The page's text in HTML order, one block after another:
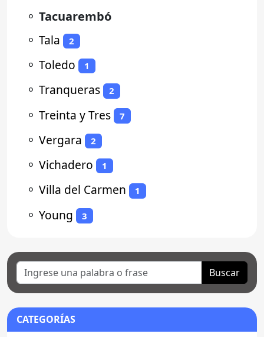
⚬ Tacuarembó
⚬ Tala 2
⚬ Toledo 1
⚬ Tranqueras 2
⚬ Treinta y Tres 7
⚬ Vergara 2
⚬ Vichadero 1
⚬ Villa del Carmen 1
⚬ Young 3
Buscar
CATEGORÍAS